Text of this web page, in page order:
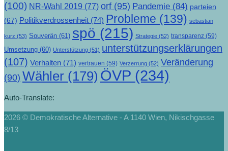
(100) NR-Wahl 2019 (77) orf (95) Pandemie (84) parteien
(67) Politikverdrossenheit (74) Probleme (139) sebastian
kurz (53) Souverän (61) spö (215) Strategie (52) transparenz (59)
Umsetzung (60) Unterstützung (51) unterstützungserklärungen
(107) Verhalten (71) vertrauen (59) Verzerrung (52) Veränderung
(90) Wähler (179) ÖVP (234)
Auto-Translate:
2026 © Demokratische Alternative - A 1140 Wien, Nikischgasse
8/13